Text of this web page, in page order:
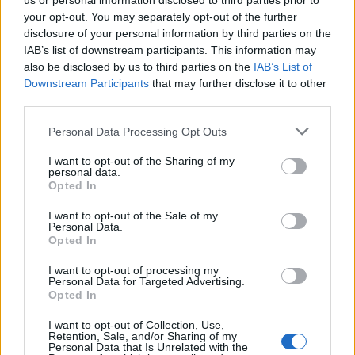
your opt-out. You may separately opt-out of the further
disclosure of your personal information by third parties on the
IAB’s list of downstream participants. This information may
also be disclosed by us to third parties on the IAB’s List of
Downstream Participants that may further disclose it to other
Personal Data Processing Opt Outs
I want to opt-out of the Sharing of my
personal data.
Opted In
I want to opt-out of the Sale of my
Personal Data.
Opted In
I want to opt-out of processing my
Personal Data for Targeted Advertising.
Opted In
I want to opt-out of Collection, Use,
Retention, Sale, and/or Sharing of my
Personal Data that Is Unrelated with the
Ανδρεάκος: «Δεν με ενδιαφέρει το πολιτικό
κόστος αλλά να υπάρχει νερό σήμερα, αύριο
και στο μέλλον»
08/08/2026 08:38